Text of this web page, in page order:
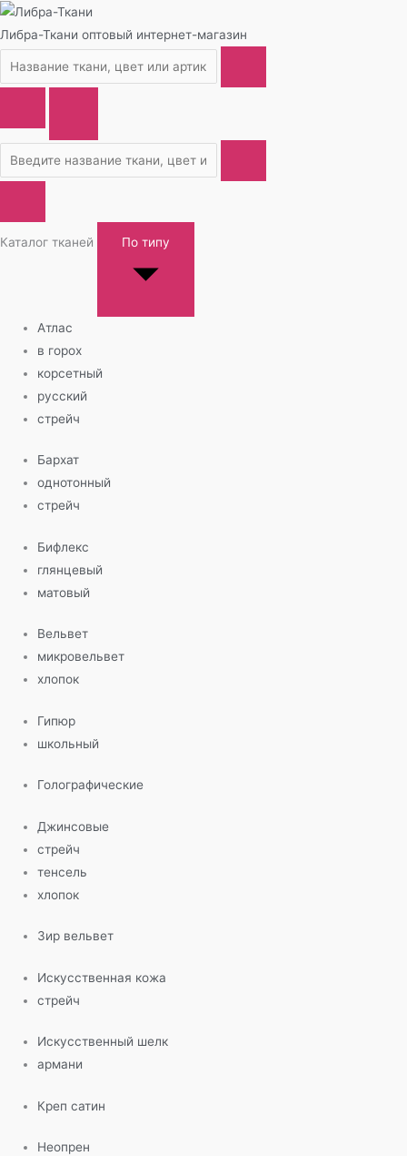
Либра-Ткани оптовый интернет-магазин
Каталог тканей По типу
Атлас
в горох
корсетный
русский
стрейч
Бархат
однотонный
стрейч
Бифлекс
глянцевый
матовый
Вельвет
микровельвет
хлопок
Гипюр
школьный
Голографические
Джинсовые
стрейч
тенсель
хлопок
Зир вельвет
Искусственная кожа
стрейч
Искусственный шелк
армани
Креп сатин
Неопрен